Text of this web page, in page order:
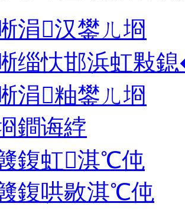
涓汉鐢ㄦ埛
缁忕邯浜虹敤
涓粙鐢ㄦ埛
鐧诲綍
鍑虹淇℃伅
鍑哄敭淇℃伅